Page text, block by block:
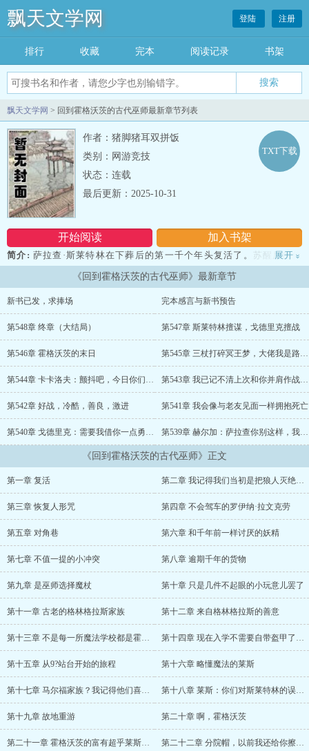
飘天文学网 登陆 注册
排行 收藏 完本 阅读记录 书架
飘天文学网 > 回到霍格沃茨的古代巫师最新章节列表
作者：猪脚猪耳双拼饭
类别：网游竞技
状态：连载
开始阅读 加入书架
TXT下载
最后更新：2025-10-31
简介: 萨拉查·斯莱特林在下葬后的第一千个年头复活了。苏醒后的他
隐姓埋名，以新生的姿态重新返回了霍格沃茨后，然后他愕然的发
现：当年热衷于和麻瓜联姻或者干脆就是麻瓜出身的家族自称自己是
纯血家族。 不知道从哪里冒出来，冒充自己后代的疯子成了人们谈
花里胡哨的同时，巫师们的身体却异常的孱弱，哪怕是格兰芬多的传
人也不例外。 斯莱特林：伏地魔，我觉得你有点极端了——还有，
我怎么不知道我在城堡里修了一个密室？ 等等，你们指的不会是那
间我用来教学的地下室吧？！...
展开 »
《回到霍格沃茨的古代巫师》最新章节
新书已发，求捧场 完本感言与新书预告
第548章 终章（大结局） 第547章 斯莱特林擅谋，戈德里克擅战
第546章 霍格沃茨的末日 第545章 三杖打碎冥王梦，大佬我是路过的
第544章 卡卡洛夫：颤抖吧，今日你们将目睹真神降临！ 第543章 我已记不清上次和你并肩作战是什么时候了；今年七月，不用谢！
第542章 好战，冷酷，善良，激进 第541章 我会像与老友见面一样拥抱死亡
第540章 戈德里克：需要我借你一点勇气么？萨拉查 第539章 赫尔加：萨拉查你别这样，我害怕
《回到霍格沃茨的古代巫师》正文
第一章 复活 第二章 我记得我们当初是把狼人灭绝了的啊？
第三章 恢复人形咒 第四章 不会驾车的罗伊纳·拉文克劳
第五章 对角巷 第六章 和千年前一样讨厌的妖精
第七章 不值一提的小冲突 第八章 逾期千年的货物
第九章 是巫师选择魔杖 第十章 只是几件不起眼的小玩意儿罢了
第十一章 古老的格林格拉斯家族 第十二章 来自格林格拉斯的善意
第十三章 不是每一所魔法学校都是霍格沃茨 第十四章 现在入学不需要自带盔甲了吗？
第十五章 从9?站台开始的旅程 第十六章 略懂魔法的莱斯
第十七章 马尔福家族？我记得他们喜欢和麻瓜联姻 第十八章 莱斯：你们对斯莱特林的误会太深了
第十九章 故地重游 第二十章 啊，霍格沃茨
第二十一章 霍格沃茨的富有超乎莱斯的想象 第二十二章 分院帽，以前我还给你擦过身子呢（求收藏，求追读）